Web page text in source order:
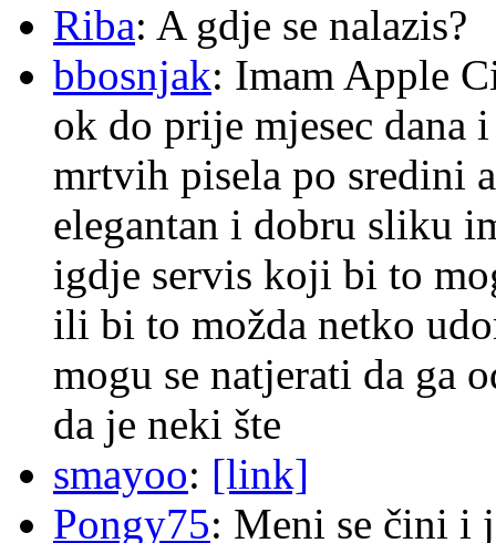
Riba: A gdje se nalazis?
bbosnjak: Imam Apple
ok do prije mjesec dana
mrtvih pisela po sredini
elegantan i dobru sliku
igdje servis koji bi to
ili bi to možda netko
mogu se natjerati da ga
da je neki šte
smayoo: [link]
Pongy75: Meni se čini i